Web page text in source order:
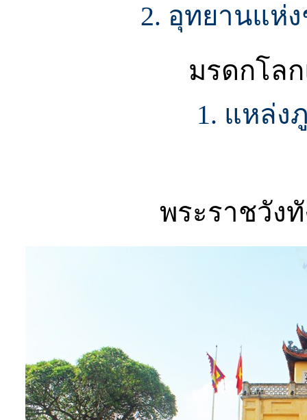
2. อุทยานแห่
มรดกโล
1. แหล่ง
พระราชวัง